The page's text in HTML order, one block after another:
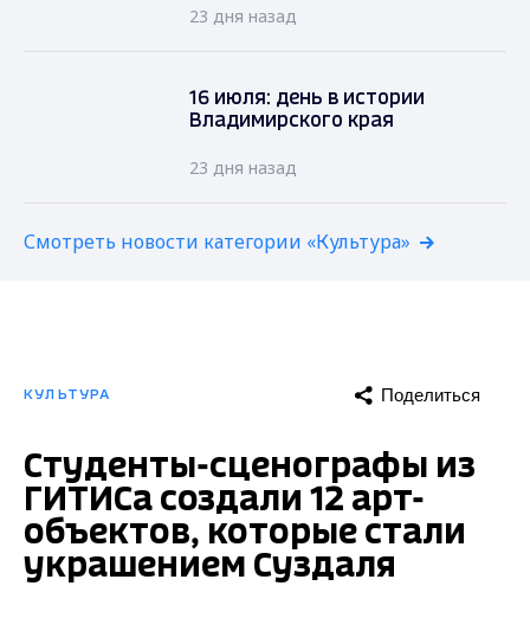
23 дня назад
16 июля: день в истории
Владимирского края
23 дня назад
Смотреть новости категории «Культура»
КУЛЬТУРА Поделиться
Студенты-сценографы из
ГИТИСа создали 12 арт-
объектов, которые стали
украшением Суздаля